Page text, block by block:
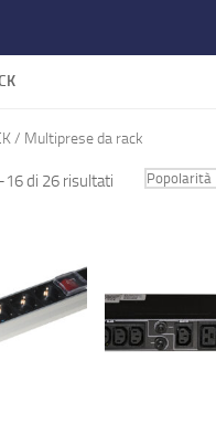
/ Multiprese da rack
di 26 risultati